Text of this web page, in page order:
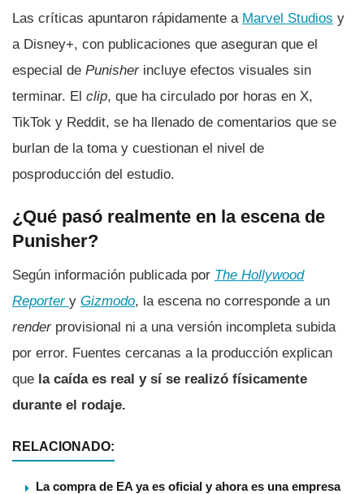
Las críticas apuntaron rápidamente a Marvel Studios y
a Disney+, con publicaciones que aseguran que el
especial de Punisher incluye efectos visuales sin
terminar. El clip, que ha circulado por horas en X,
TikTok y Reddit, se ha llenado de comentarios que se
burlan de la toma y cuestionan el nivel de
posproducción del estudio.
¿Qué pasó realmente en la escena de
Punisher?
Según información publicada por The Hollywood
Reporter y Gizmodo, la escena no corresponde a un
render provisional ni a una versión incompleta subida
por error. Fuentes cercanas a la producción explican
que la caída es real y sí se realizó físicamente
durante el rodaje.
RELACIONADO:
La compra de EA ya es oficial y ahora es una empresa